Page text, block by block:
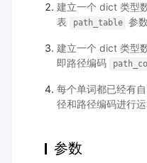
建立一个 dict 类型
表
path_table 参
建立一个 dict 类型
即路径编码
每个单词都已经有
径和路径编码进行
参数